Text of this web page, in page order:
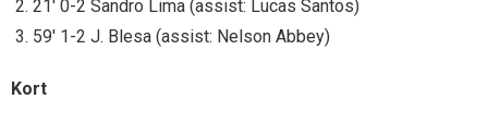
21′ 0-2 Sandro Lima (assist: Lucas Santos)
59′ 1-2 J. Blesa (assist: Nelson Abbey)
Kort